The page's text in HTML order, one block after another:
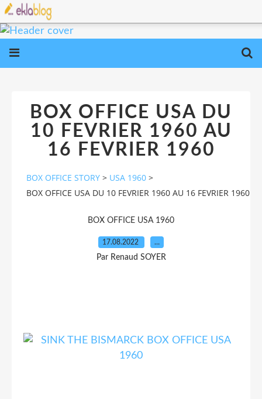
BOX OFFICE USA DU
10 FEVRIER 1960 AU
16 FEVRIER 1960
BOX OFFICE STORY > USA 1960 >
BOX OFFICE USA DU 10 FEVRIER 1960 AU 16 FEVRIER 1960
BOX OFFICE USA 1960
17.08.2022 …
Par Renaud SOYER